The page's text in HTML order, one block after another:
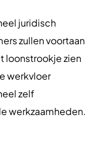
juridisch
zullen voortaan
loonstrookje zien
werkvloer
zelf
werkzaamheden.